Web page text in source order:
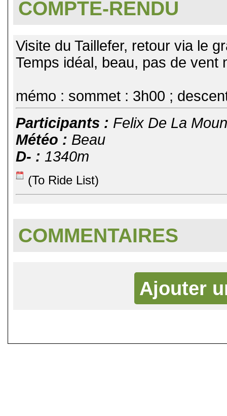
COMPTE-RENDU
Visite du Taillefer, retour via le
Temps idéal, beau, pas de
mémo : sommet : 3h00 ;
Participants : Felix De La
Météo : Beau
D- : 1340m
(To Ride List)
COMMENTAIRES
Ajouter